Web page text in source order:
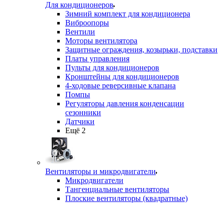
Для кондиционеров
Зимний комплект для кондиционера
Виброопоры
Вентили
Моторы вентилятора
Защитные ограждения, козырьки, подставки
Платы управления
Пульты для кондиционеров
Кронштейны для кондиционеров
4-ходовые реверсивные клапана
Помпы
Регуляторы давления конденсации
сезонники
Датчики
Ещё 2
Вентиляторы и микродвигатели
Микродвигатели
Тангенциальные вентиляторы
Плоские вентиляторы (квадратные)